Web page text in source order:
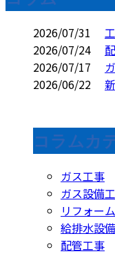
2026/07/31
2026/07/24
2026/07/17
2026/06/22
コラムカ
ガス工事
ガス設備
リフォーム
給排水設
配管工事